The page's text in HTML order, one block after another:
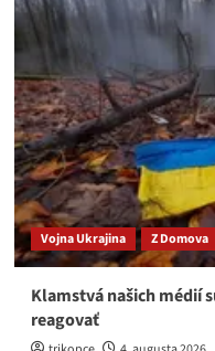
nie
toho
Fica
zhodiť.
A
tak
sa
toho
chytil
politik
Krúpa
SAS
Vojna Ukrajina Z Domova
Klamstvá našich médií
reagovať